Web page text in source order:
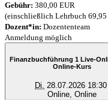
Gebühr: 380,00 EUR
(einschließlich Lehrbuch
Dozent*in: Dozententeam
Anmeldung möglich
Online-Kurs
Di. 28.07.2026 18:30
Online, Online